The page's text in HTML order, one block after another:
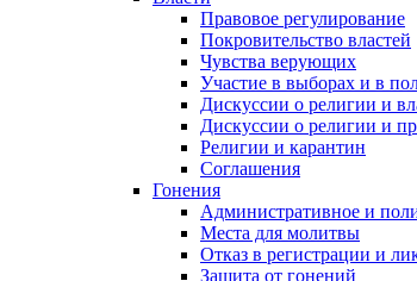
Правовое регулирование
Покровительство властей
Чувства верующих
Участие в выборах и в
Дискуссии о религии и
Дискуссии о религии и
Религии и карантин
Соглашения
Гонения
Административное и
Места для молитвы
Отказ в регистрации и
Защита от гонений